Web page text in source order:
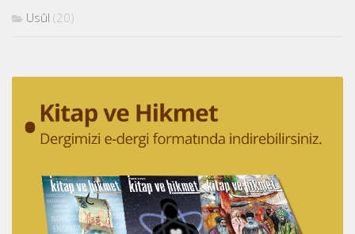
Usûl (20)